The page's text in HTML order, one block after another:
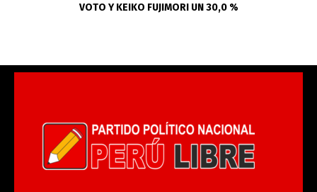
VOTO Y KEIKO FUJIMORI UN 30,0 %